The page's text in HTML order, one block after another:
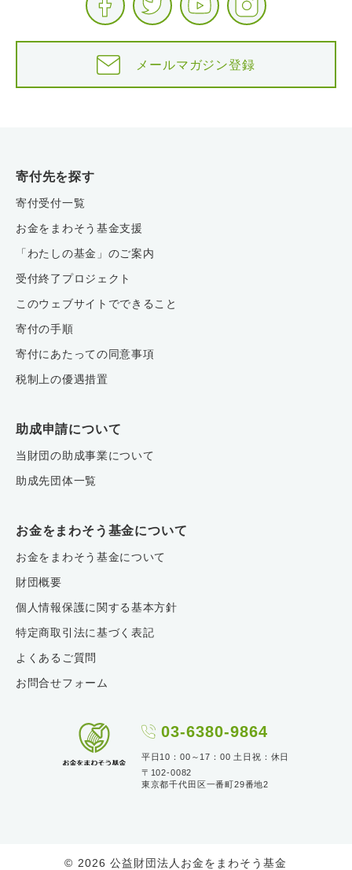
メールマガジン登録
寄付先を探す
寄付受付一覧
お金をまわそう基金支援
「わたしの基金」のご案内
受付終了プロジェクト
このウェブサイトでできること
寄付の手順
寄付にあたっての同意事項
税制上の優遇措置
助成申請について
当財団の助成事業について
助成先団体一覧
お金をまわそう基金について
お金をまわそう基金について
財団概要
個人情報保護に関する基本方針
特定商取引法に基づく表記
よくあるご質問
お問合せフォーム
03-6380-9864
平日10：00～17：00 土日祝：休日
〒102-0082
東京都千代田区一番町29番地2
© 2026 公益財団法人お金をまわそう基金